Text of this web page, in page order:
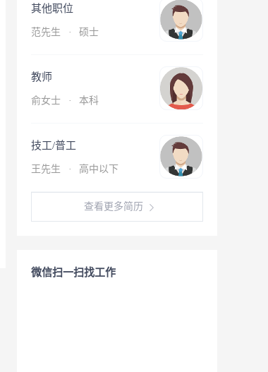
其他职位
范先生 · 硕士
教师
俞女士 · 本科
技工/普工
王先生 · 高中以下
查看更多简历
微信扫一扫找工作